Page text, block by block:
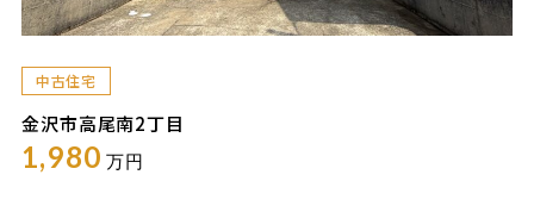
中古住宅
金沢市高尾南2丁目
1,980 万円